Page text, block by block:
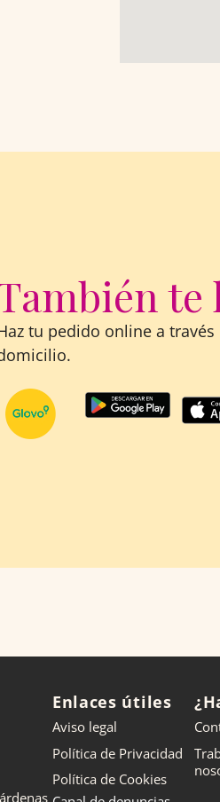
te
tu pedido online a través
Enlaces útiles
Aviso legal
Política de Privacidad
Política de Cookies